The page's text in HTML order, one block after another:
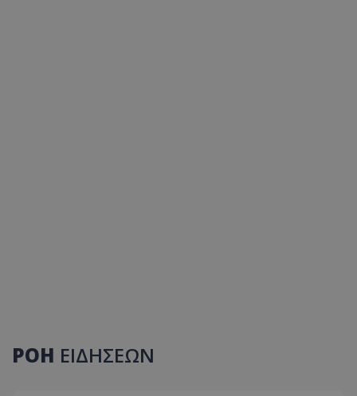
ΡΟΗ ΕΙΔΗΣΕΩΝ